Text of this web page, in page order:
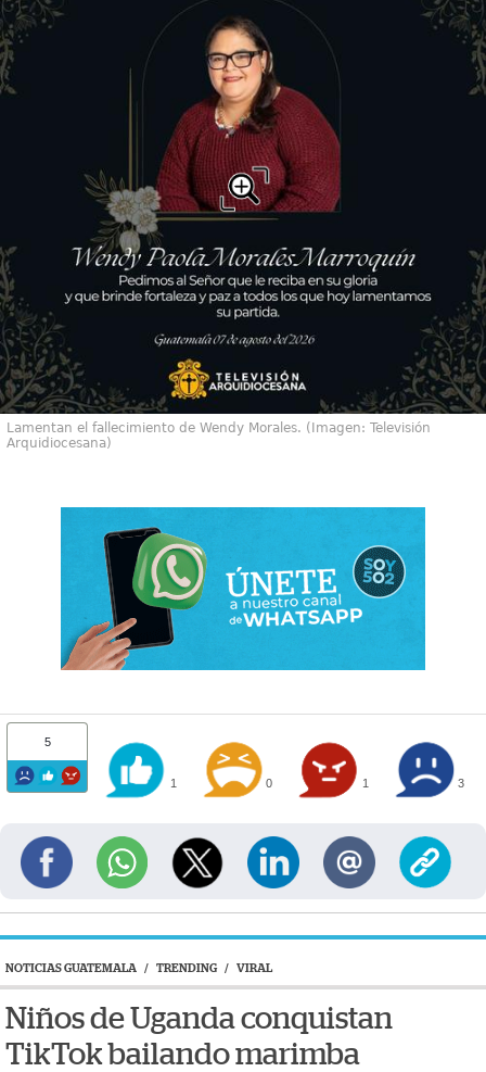
Lamentan el fallecimiento de Wendy Morales. (Imagen: Televisión
Arquidiocesana)
5
1 0 1 3
NOTICIAS GUATEMALA / TRENDING / VIRAL
Niños de Uganda conquistan
TikTok bailando marimba